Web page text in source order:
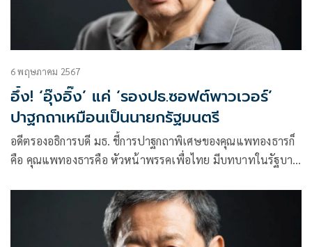
6 พฤษภาคม 2567
อึ้ง! ‘อุ๊งอิ๊ง’ แค่ ‘รองปธ.ซอฟต์พาวเวอร์’
ปาฐกถาเหมือนเป็นนายกรัฐมนตรี
อดีตรองอธิการบดี มธ. ชี้การปาฐกถาพิเศษของคุณแพทองธารก็
คือ คุณแพทองธารคือ หัวหน้าพรรคเพื่อไทย มีบทบาทในรัฐบาล
เองเป็นนายกรัฐมนตรี